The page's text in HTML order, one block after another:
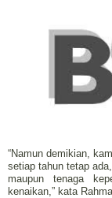
“Namun demikian,
setiap tahun tetap
maupun tenaga
kenaikan,” kata